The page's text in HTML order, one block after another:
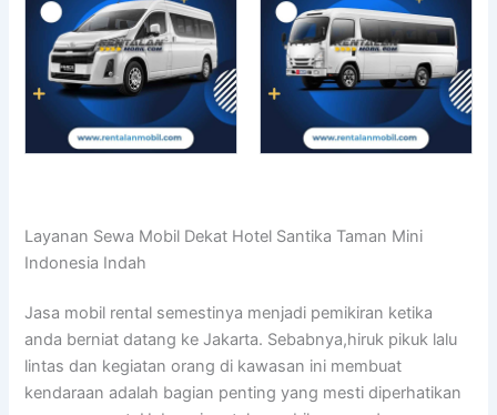
Layanan Sewa Mobil Dekat Hotel Santika Taman Mini
Indonesia Indah
Jasa mobil rental semestinya menjadi pemikiran ketika
anda berniat datang ke Jakarta. Sebabnya,hiruk pikuk lalu
lintas dan kegiatan orang di kawasan ini membuat
kendaraan adalah bagian penting yang mesti diperhatikan